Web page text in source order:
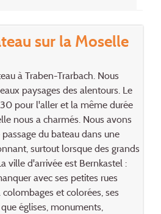
sur la Moselle
à Traben-Trarbach. Nous
paysages des alentours. Le
pour l'aller et la même durée
nous a charmés. Nous avons
du bateau dans une
surtout lorsque des grands
ville d'arrivée est Bernkastel :
avec ses petites rues
et colorées, ses
églises, monuments,